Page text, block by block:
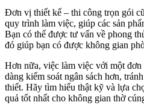
Đơn vị thiết kế – thi công trọn gói
quy trình làm việc, giúp các sản
Bạn có thể được tư vấn về phong
đó giúp bạn có được không gian
Hơn nữa, việc làm việc với một
dàng kiểm soát ngân sách hơn,
thiết. Hãy tìm hiểu thật kỹ và lựa
quả tốt nhất cho không gian thờ